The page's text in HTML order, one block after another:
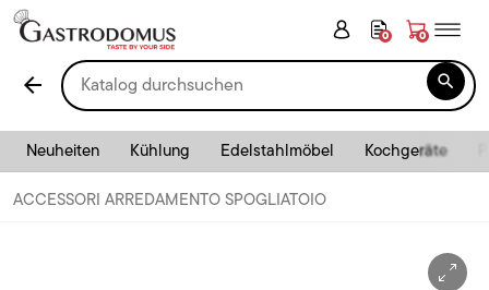
0 0
arrow_back 
Neuheiten Kühlung Edelstahlmöbel Kochgeräte
ACCESSORI ARREDAMENTO SPOGLIATOIO